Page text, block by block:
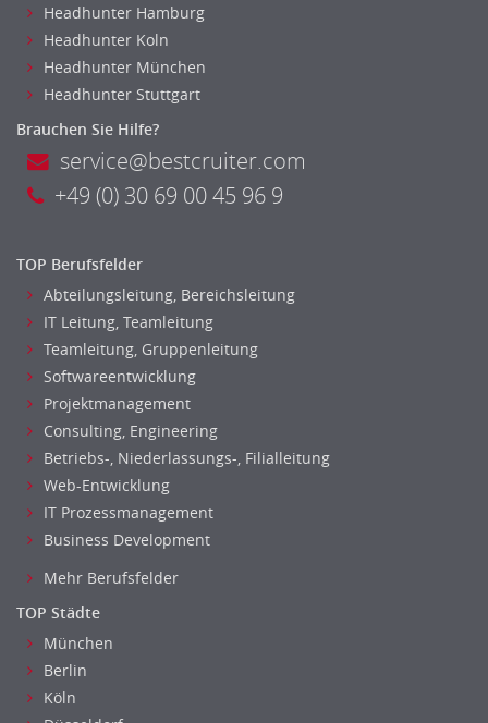
Sicherheitsdienste, Schutzdienste
Automatisierungstechnik
Bauwesen
Elektrotechnik, Elektronik
Energie und Umwelttechnik
Entwicklung
Fahrzeugtechnik
gebaeude-versorgungs-sicherheitstechnik
Leitung, Teamleitung
Luft- und Raumfahrttechnik
Maschinenbau
Materialwissenschaft
Mechatronik
Medizintechnik
Optiker, Akustiker
Brandschutz
Prozessmanagement
Qualitätsmanagement
Technische Dokumentation
Technischer Systemplaner, Bauzeichner
Veranstaltungstechnik
Verfahrenstechnik
Headhunter Hamburg
Headhunter Koln
Headhunter München
Headhunter Stuttgart
Brauchen Sie Hilfe?
service@bestcruiter.com
+49 (0) 30 69 00 45 96 9
TOP Berufsfelder
Abteilungsleitung, Bereichsleitung
IT Leitung, Teamleitung
Teamleitung, Gruppenleitung
Softwareentwicklung
Projektmanagement
Consulting, Engineering
Betriebs-, Niederlassungs-, Filialleitung
Web-Entwicklung
IT Prozessmanagement
Business Development
Mehr Berufsfelder
TOP Städte
München
Berlin
Köln